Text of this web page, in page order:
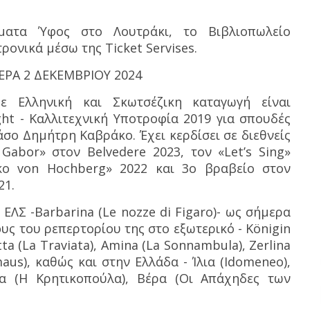
Ύφος στο Λουτράκι, το Βιβλιοπωλείο
μέσω της Ticket Servises.
2 ΔΕΚΕΜΒΡΙΟΥ 2024
και Σκωτσέζικη καταγωγή είναι
- Καλλιτεχνική Υποτροφία 2019 για σπουδές
Δημήτρη Καβράκο. Έχει κερδίσει σε διεθνείς
στον Belvedere 2023, τον «Let’s Sing»
von Hochberg» 2022 και 3ο βραβείο στον
-Barbarina (Le nozze di Figaro)- ως σήμερα
του ρεπερτορίου της στο εξωτερικό - Königin
(La Traviata), Amina (La Sonnambula), Zerlina
καθώς και στην Ελλάδα - Ίλια (Idomeneo),
(Η Κρητικοπούλα), Βέρα (Οι Απάχηδες των